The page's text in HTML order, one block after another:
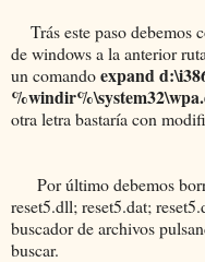
Trás este paso debemos
de windows a la anterior
un comandoexpand
otra letra bastaría con
Por último debemos
reset5.dll; reset5.dat;
buscador de archivos
buscar.